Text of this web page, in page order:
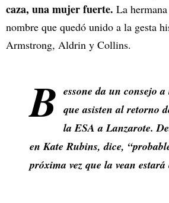
caza, una mujer fuerte. La
nombre que quedó unido a la gesta
Armstrong, Aldrin y Collins.
B essone da un consejo
que asisten al retorno
la ESA a Lanzarote.
en Kate Rubins, dice,
próxima vez que la vean